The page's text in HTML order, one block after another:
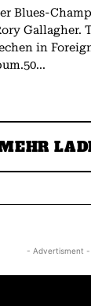
Blues-
The Rolling Stones:
in
- Advertisment -